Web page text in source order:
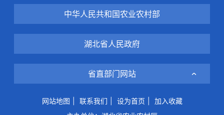
中华人民共和国农业农村部
湖北省人民政府
省直部门网站
网站地图 联系我们 设为首页
加入收藏